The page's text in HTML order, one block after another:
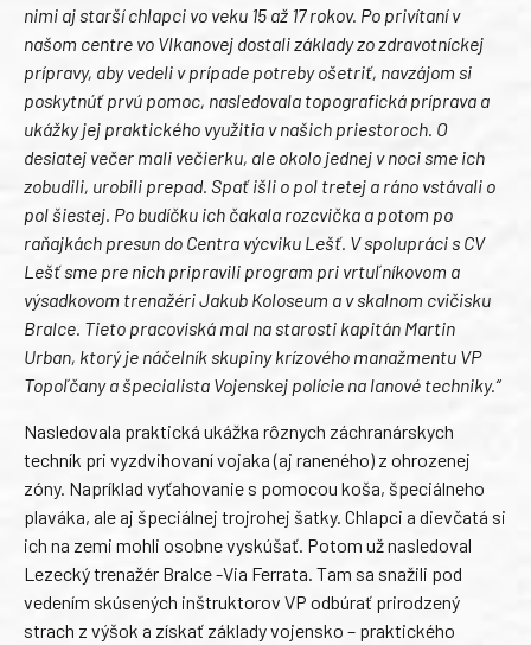
nimi aj starší chlapci vo veku 15 až 17 rokov. Po privítaní v
našom centre vo Vlkanovej dostali základy zo zdravotníckej
prípravy, aby vedeli v prípade potreby ošetriť, navzájom si
poskytnúť prvú pomoc, nasledovala topografická príprava a
ukážky jej praktického využitia v našich priestoroch. O
desiatej večer mali večierku, ale okolo jednej v noci sme ich
zobudili, urobili prepad. Spať išli o pol tretej a ráno vstávali o
pol šiestej. Po budíčku ich čakala rozcvička a potom po
raňajkách presun do Centra výcviku Lešť. V spolupráci s CV
Lešť sme pre nich pripravili program pri vrtuľníkovom a
výsadkovom trenažéri Jakub Koloseum a v skalnom cvičisku
Bralce. Tieto pracoviská mal na starosti kapitán Martin
Urban, ktorý je náčelník skupiny krízového manažmentu VP
Topoľčany a špecialista Vojenskej polície na lanové techniky.“
Nasledovala praktická ukážka rôznych záchranárskych
techník pri vyzdvihovaní vojaka (aj raneného) z ohrozenej
zóny. Napríklad vyťahovanie s pomocou koša, špeciálneho
plaváka, ale aj špeciálnej trojrohej šatky. Chlapci a dievčatá si
ich na zemi mohli osobne vyskúšať. Potom už nasledoval
Lezecký trenažér Bralce -Via Ferrata. Tam sa snažili pod
vedením skúsených inštruktorov VP odbúrať prirodzený
strach z výšok a získať základy vojensko – praktického